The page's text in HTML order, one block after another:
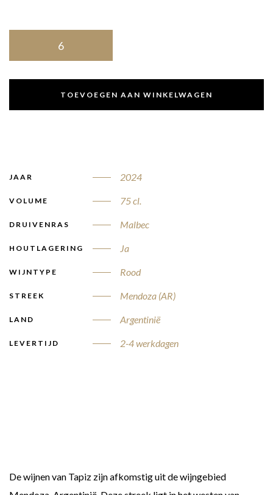
TOEVOEGEN AAN WINKELWAGEN
JAAR 2024
VOLUME 75 cl.
DRUIVENRAS Malbec
HOUTLAGERING Ja
WIJNTYPE Rood
STREEK Mendoza (AR)
LAND Argentinië
LEVERTIJD 2-4 werkdagen
De wijnen van Tapiz zijn afkomstig uit de wijngebied